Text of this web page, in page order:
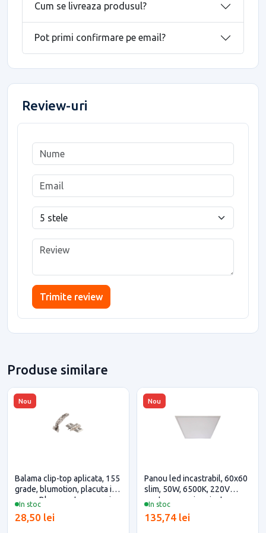
Cum se livreaza produsul?
Pot primi confirmare pe email?
Review-uri
Trimite review
Produse similare
Nou
In stoc
Balama clip-top aplicata, 155
grade, blumotion, placuta in
cruce, Blum pentru casa si
28,50 lei
Nou
In stoc
Panou led incastrabil, 60x60
slim, 50W, 6500K, 220V
pentru casa si proiecte
135,74 lei